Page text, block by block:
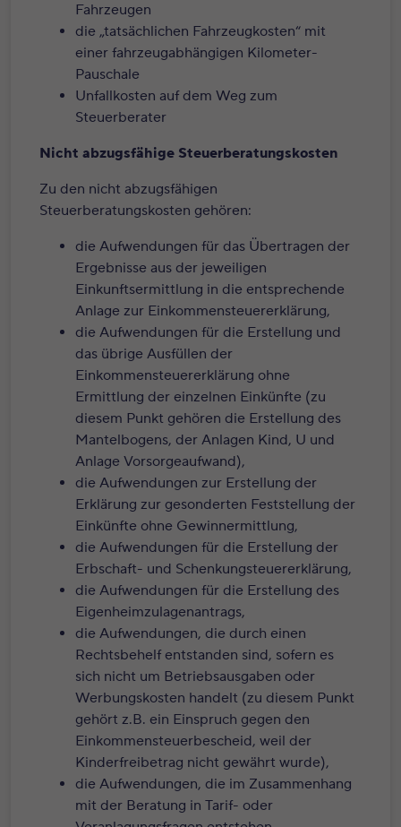
Fahrzeugen
die „tatsächlichen Fahrzeugkosten“ mit
einer fahrzeugabhängigen Kilometer-
Pauschale
Unfallkosten auf dem Weg zum
Steuerberater
Nicht abzugsfähige Steuerberatungskosten
Zu den nicht abzugsfähigen
Steuerberatungskosten gehören:
die Aufwendungen für das Übertragen der
Ergebnisse aus der jeweiligen
Einkunftsermittlung in die entsprechende
Anlage zur Einkommensteuererklärung,
die Aufwendungen für die Erstellung und
das übrige Ausfüllen der
Einkommensteuererklärung ohne
Ermittlung der einzelnen Einkünfte (zu
diesem Punkt gehören die Erstellung des
Mantelbogens, der Anlagen Kind, U und
Anlage Vorsorgeaufwand),
die Aufwendungen zur Erstellung der
Erklärung zur gesonderten Feststellung der
Einkünfte ohne Gewinnermittlung,
die Aufwendungen für die Erstellung der
Erbschaft- und Schenkungsteuererklärung,
die Aufwendungen für die Erstellung des
Eigenheimzulagenantrags,
die Aufwendungen, die durch einen
Rechtsbehelf entstanden sind, sofern es
sich nicht um Betriebsausgaben oder
Werbungskosten handelt (zu diesem Punkt
gehört z.B. ein Einspruch gegen den
Einkommensteuerbescheid, weil der
Kinderfreibetrag nicht gewährt wurde),
die Aufwendungen, die im Zusammenhang
mit der Beratung in Tarif- oder